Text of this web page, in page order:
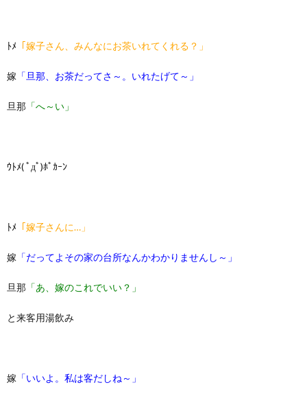
ﾄﾒ 「嫁子さん、みんなにお茶いれてくれる？」
嫁 「旦那、お茶だってさ～。いれたげて～」
旦那 「へ～い」
ｳﾄﾒ( ﾟдﾟ)ﾎﾟｶｰﾝ
ﾄﾒ 「嫁子さんに…」
嫁 「だってよその家の台所なんかわかりませんし～」
旦那 「あ、嫁のこれでいい？」
と来客用湯飲み
嫁 「いいよ。私は客だしね～」